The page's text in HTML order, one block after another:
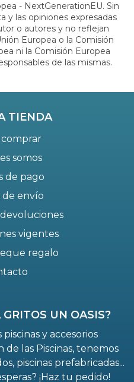
- NextGenerationEU. Sin
y las opiniones expresadas
o autores y no reflejan
Europea o la Comisión
ni la Comisión Europea
de las mismas.
UN OASIS?
y accesorios
las Piscinas, tenemos
piscinas prefabricadas...
¡Haz tu pedido!
TIENDA
somos
de pago
de envío
vigentes
regalo